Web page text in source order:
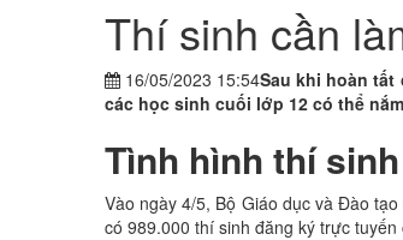
Thí sinh cần
16/05/2023 15:54Sau khi hoàn
các học sinh cuối lớp 12 có thể
Tình hình thí
Vào ngày 4/5, Bộ Giáo dục và Đào
có 989.000 thí sinh đăng ký trực